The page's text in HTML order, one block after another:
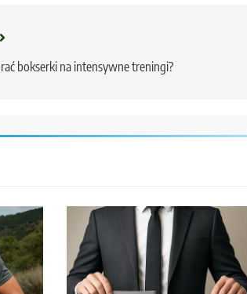
bokserki na intensywne treningi?